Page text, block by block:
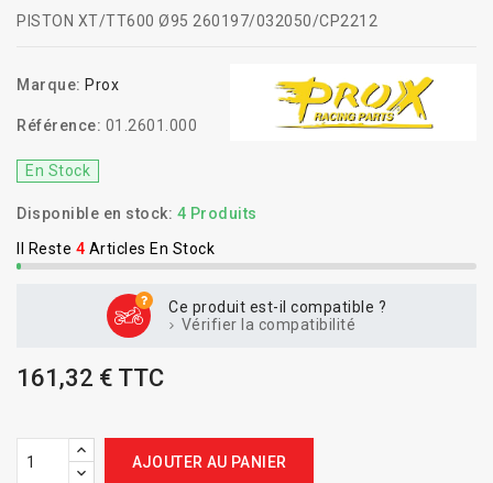
PISTON XT/TT600 Ø95 260197/032050/CP2212
Marque: Prox
Référence: 01.2601.000
En Stock
Disponible en stock: 4 Produits
Il Reste 4 Articles En Stock
Ce produit est-il compatible ?
Vérifier la compatibilité
161,32 € TTC
AJOUTER AU PANIER